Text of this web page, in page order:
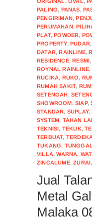
PALING, PANAS,
PENGIRIMAN,
PERUMAHAN,
PLAT,POWDER,
PROPERTY,PUDAR
DATAR,RAINLINE,
RESIDENCE,RESMI,
ROYNAL RAINLINE,
RUCIKA, RUKO,
RUMAH SAKIT,
SETENGAH,
SHOWROOM,SIAP,
STANDAR, SUPLAY,
SYSTEM, TAHAN
TEKNISI, TEKUK,
TERBUAT,
TUKANG, TUNGGAL
VILLA,WARNA,
ZINCALUME,ZURAI,
Jual
Metal
Malaka